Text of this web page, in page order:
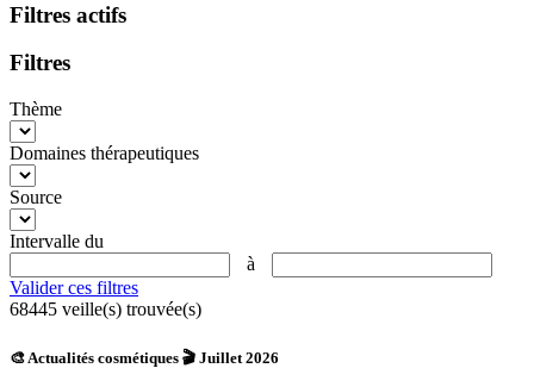
Filtres actifs
Filtres
Thème
Domaines thérapeutiques
Source
Intervalle du
à
Valider ces filtres
68445 veille(s) trouvée(s)
🎨 Actualités cosmétiques 🎬 Juillet 2026